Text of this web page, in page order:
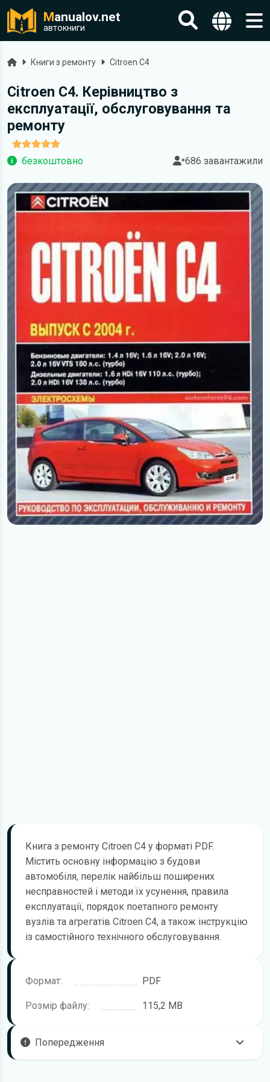
Manualov.net
автокниги
ГоловнаКниги з ремонту Citroen C4
Citroen C4. Керівництво з
експлуатації, обслуговування та
ремонту
безкоштовно 686 завантажили
Книга з ремонту Citroen C4 у форматі PDF.
Містить основну інформацію з будови
автомобіля, перелік найбільш поширених
несправностей і методи їх усунення, правила
експлуатації, порядок поетапного ремонту
вузлів та агрегатів Citroen C4, а також інструкцію
із самостійного технічного обслуговування.
Формат: PDF
Розмір файлу: 115,2 MB
Попередження